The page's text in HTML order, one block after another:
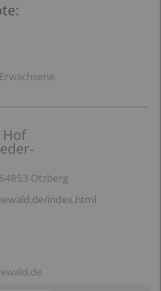
Hof
Otzberg
index.html